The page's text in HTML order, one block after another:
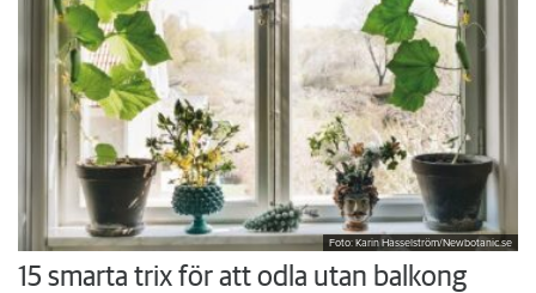
Foto: Karin Hasselström/Newbotanic.se
15 smarta trix för att odla utan balkong